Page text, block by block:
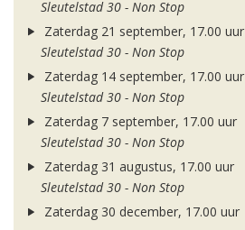
Sleutelstad 30 - Non Stop
Zaterdag 21 september, 17.00 uur
Sleutelstad 30 - Non Stop
Zaterdag 14 september, 17.00 uur
Sleutelstad 30 - Non Stop
Zaterdag 7 september, 17.00 uur
Sleutelstad 30 - Non Stop
Zaterdag 31 augustus, 17.00 uur
Sleutelstad 30 - Non Stop
Zaterdag 30 december, 17.00 uur